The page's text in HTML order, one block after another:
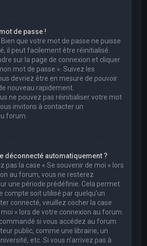
de passe !
Bien que votre mot de passe ne puisse
il peut facilement être réinitialisé.
sur la page de connexion et cliquer
mot de passe ». Suivez les
devriez être en mesure de pouvoir
nouveau rapidement.
ne pouvez pas réinitialiser votre mot
invitons à contacter un
forum.
déconnecté automatiquement ?
pas la case « Se souvenir de moi » lors
au forum, vous ne resterez
une période prédéfinie. Cela permet
compte soit utilisé par quelqu’un
connecté, veuillez cocher la case
» lors de votre connexion au forum.
si vous accédez au forum
public, comme une librairie, un
etc. Si vous n’arrivez pas à